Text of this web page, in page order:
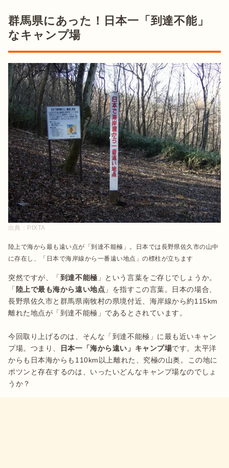
群馬県にあった！日本一「到達不能」
なキャンプ場
出典： PIXTA
陸上で海から最も遠い点が「到達不能極」。日本では長野県佐久市の山中
に存在し、「日本で海岸線から一番遠い地点」の標柱が立ちます
突然ですが、「到達不能極 」という言葉をご存じでしょうか。
「 陸上で最も海から遠い地点 」を指すこの言葉。日本の場合、
長野県佐久市と群馬県南牧村の県境付近、海岸線から約115km
離れた地点が「到達不能極」であるとされています。
今回取り上げるのは、そんな「到達不能極」に最も近いキャン
プ場。つまり、
日本一「海から遠い」キャンプ場です。太平洋
からも日本海からも110km以上離れた、究極の山奥。この地に
ポツンと存在するのは、いったいどんなキャンプ場なのでしょ
うか？